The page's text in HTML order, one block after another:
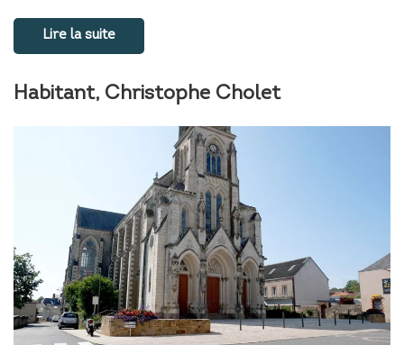
Lire la suite
Habitant, Christophe Cholet